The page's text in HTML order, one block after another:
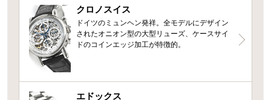
クロノスイス
ドイツのミュンヘン発祥。全モデルにデザイン
されたオニオン型の大型リューズ、ケースサイ
ドのコインエッジ加工が特徴的。
エドックス